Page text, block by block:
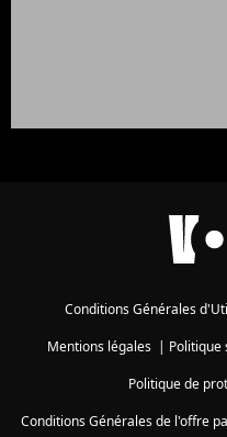
Conditions Générales
Mentions légales| Politique
Politique de
Conditions Générales de l'offre